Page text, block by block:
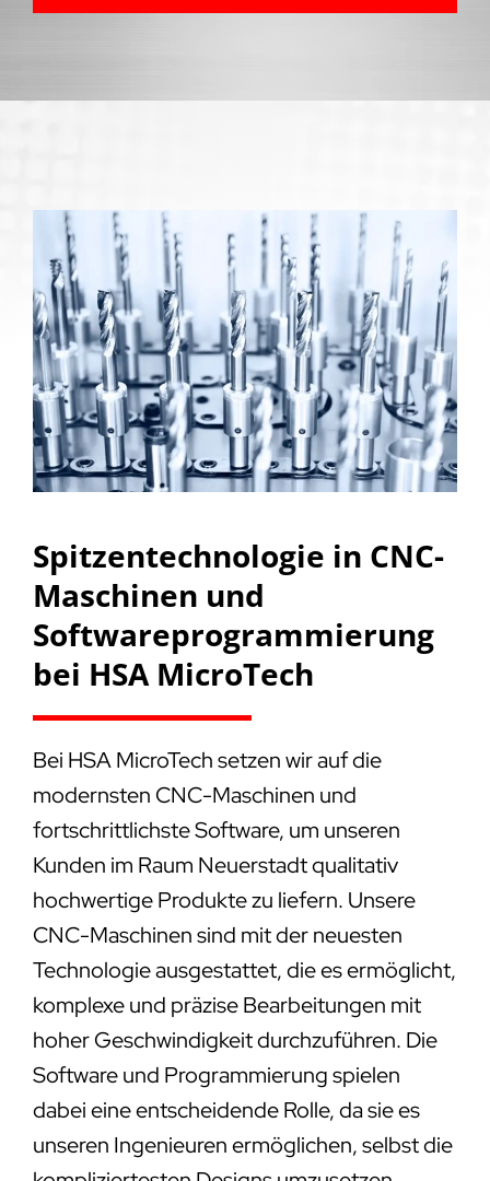
Spitzentechnologie in CNC-
Maschinen und
Softwareprogrammierung
bei HSA MicroTech
Bei HSA MicroTech setzen wir auf die
modernsten CNC-Maschinen und
fortschrittlichste Software, um unseren
Kunden im Raum Neuerstadt qualitativ
hochwertige Produkte zu liefern. Unsere
CNC-Maschinen sind mit der neuesten
Technologie ausgestattet, die es ermöglicht,
komplexe und präzise Bearbeitungen mit
hoher Geschwindigkeit durchzuführen. Die
Software und Programmierung spielen
dabei eine entscheidende Rolle, da sie es
unseren Ingenieuren ermöglichen, selbst die